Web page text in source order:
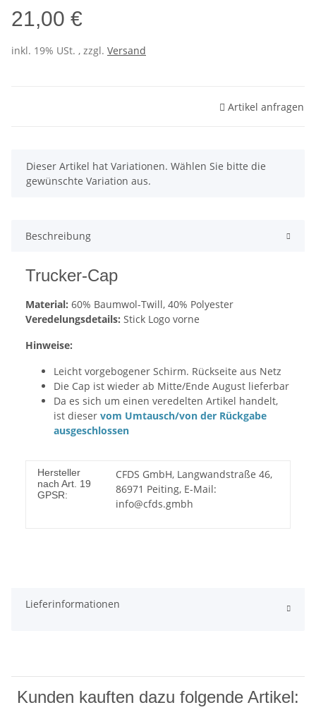
21,00 €
inkl. 19% USt. , zzgl. Versand
Artikel anfragen
x
Dieser Artikel hat Variationen. Wählen Sie bitte die
gewünschte Variation aus.
Beschreibung
Trucker-Cap
Material: 60% Baumwol-Twill, 40% Polyester
Veredelungsdetails: Stick Logo vorne
Hinweise:
Leicht vorgebogener Schirm. Rückseite aus Netz
Die Cap ist wieder ab Mitte/Ende August lieferbar
Da es sich um einen veredelten Artikel handelt,
ist dieser vom Umtausch/von der Rückgabe
ausgeschlossen
Hersteller
nach Art. 19
GPSR:
CFDS GmbH, Langwandstraße 46,
86971 Peiting, E-Mail:
info@cfds.gmbh
Lieferinformationen
Kunden kauften dazu folgende Artikel: